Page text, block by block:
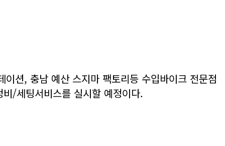
션, 충남 예산 스지마 팩토리등 수입바이크 전문점
/세팅서비스를 실시할 예정이다.